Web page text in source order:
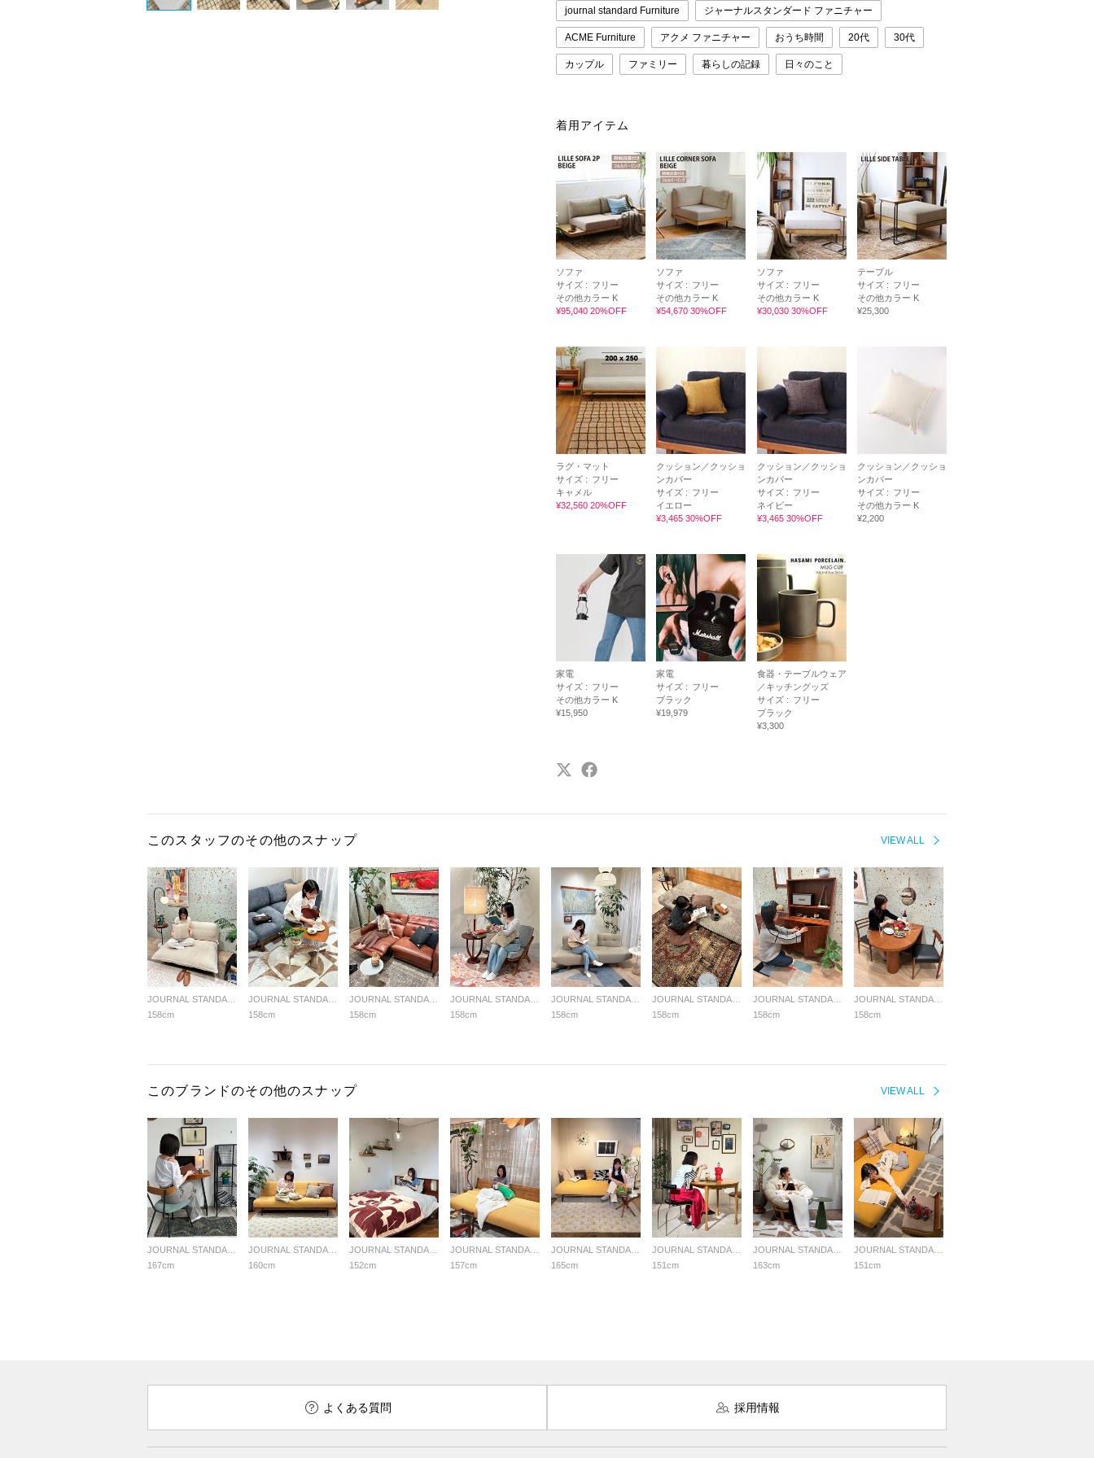
journal standard Furniture ジャーナルスタンダード ファニチャー
ACME Furniture アクメ ファニチャー おうち時間 20代 30代
カップル ファミリー 暮らしの記録 日々のこと
着用アイテム
ソファ
サイズ : フリー
その他カラー K
¥95,040 20%OFF
ソファ
サイズ : フリー
その他カラー K
¥54,670 30%OFF
ソファ
サイズ : フリー
その他カラー K
¥30,030 30%OFF
テーブル
サイズ : フリー
その他カラー K
¥25,300
ラグ・マット
サイズ : フリー
キャメル
¥32,560 20%OFF
クッション／クッショ
ンカバー
サイズ : フリー
イエロー
¥3,465 30%OFF
クッション／クッショ
ンカバー
サイズ : フリー
ネイビー
¥3,465 30%OFF
クッション／クッショ
ンカバー
サイズ : フリー
その他カラー K
¥2,200
家電
サイズ : フリー
その他カラー K
¥15,950
家電
サイズ : フリー
ブラック
¥19,979
食器・テーブルウェア
／キッチングッズ
サイズ : フリー
ブラック
¥3,300
VIEW ALL
このスタッフのその他のスナップ
158cm
158cm
158cm
158cm
158cm
158cm
158cm
158cm
VIEW ALL
このブランドのその他のスナップ
167cm
160cm
152cm
157cm
165cm
151cm
163cm
151cm
よくある質問 採用情報